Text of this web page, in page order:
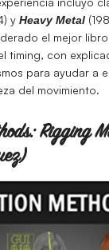
y Heavy Metal
el mejor
timing, con
para ayudar a
del movimiento.
Rigging